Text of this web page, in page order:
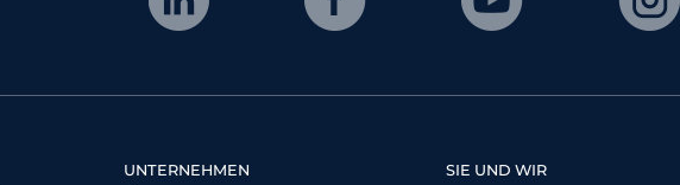
UNTERNEHMEN
SIE UND WIR